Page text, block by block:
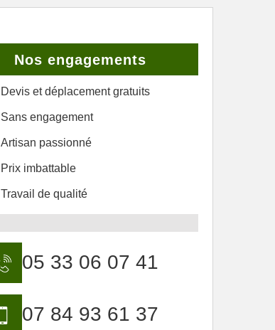
Nos engagements
Devis et déplacement gratuits
Sans engagement
Artisan passionné
Prix imbattable
Travail de qualité
05 33 06 07 41
07 84 93 61 37